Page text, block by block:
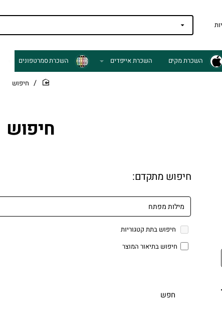
השכרת מקים השכרת אייפדים השכרת סמרטפונים
חיפוש
home
חיפוש
חיפוש מתקדם:
חיפוש בתת קטגוריות
חיפוש בתיאור המוצר
חפש